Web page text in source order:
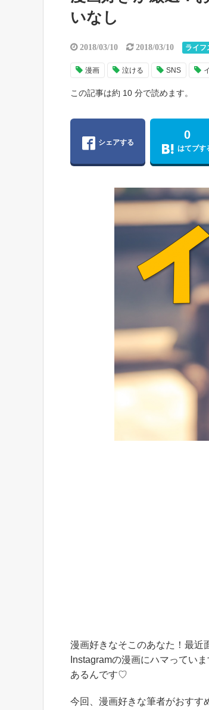
いなし
2018/03/10 2018/03/10 ライフ
漫画 泣ける SNS
この記事は約 10 分で読めます。
シェアする
0
はてブす
漫画好きなそこのあなた！最近
Instagramの漫画にハマってい
あるんです♡
今回、漫画好きな筆者がおすす